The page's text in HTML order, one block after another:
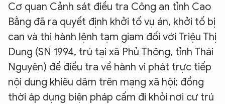
Cơ quan Cảnh sát điều tra Công an tỉnh Cao
Bằng đã ra quyết định khởi tố vụ án, khởi tố bị
can và thi hành lệnh tạm giam đối với Triệu Thị
Dung (SN 1994, trú tại xã Phủ Thông, tỉnh Thái
Nguyên) để điều tra về hành vi phát trực tiếp
nội dung khiêu dâm trên mạng xã hội; đồng
thời áp dụng biện pháp cấm đi khỏi nơi cư trú